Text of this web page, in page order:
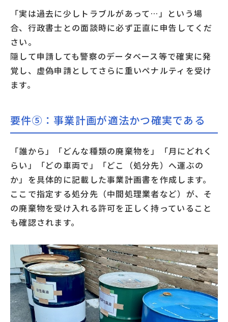
「実は過去に少しトラブルがあって…」という場
合、行政書士との面談時に必ず正直に申告してくだ
さい。
隠して申請しても警察のデータベース等で確実に発
覚し、虚偽申請としてさらに重いペナルティを受け
ます。
要件⑤：事業計画が適法かつ確実である
「誰から」「どんな種類の廃棄物を」「月にどれく
らい」「どの車両で」「どこ（処分先）へ運ぶの
か」を具体的に記載した事業計画書を作成します。
ここで指定する処分先（中間処理業者など）が、そ
の廃棄物を受け入れる許可を正しく持っていること
も確認されます。